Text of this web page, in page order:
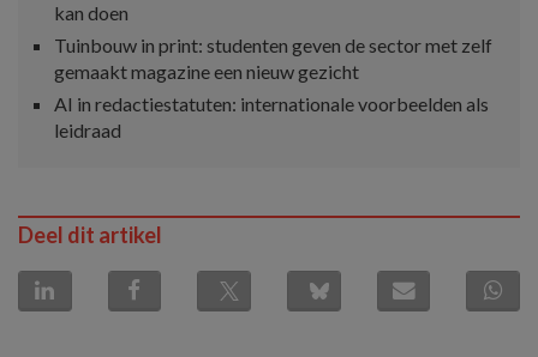
kan doen
Tuinbouw in print: studenten geven de sector met zelf
gemaakt magazine een nieuw gezicht
AI in redactiestatuten: internationale voorbeelden als
leidraad
Deel dit artikel